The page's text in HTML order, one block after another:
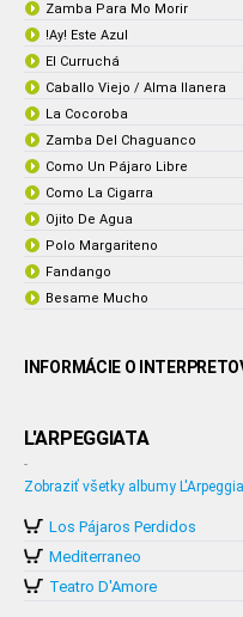
Zamba Para Mo Morir
!Ay! Este Azul
El Curruchá
Caballo Viejo / Alma llanera
La Cocoroba
Zamba Del Chaguanco
Como Un Pájaro Libre
Como La Cigarra
Ojito De Agua
Polo Margariteno
Fandango
Besame Mucho
INFORMÁCIE O
L'ARPEGGIATA
-
Zobraziť všetky albumy
Los Pájaros Perdidos
Mediterraneo
Teatro D'Amore